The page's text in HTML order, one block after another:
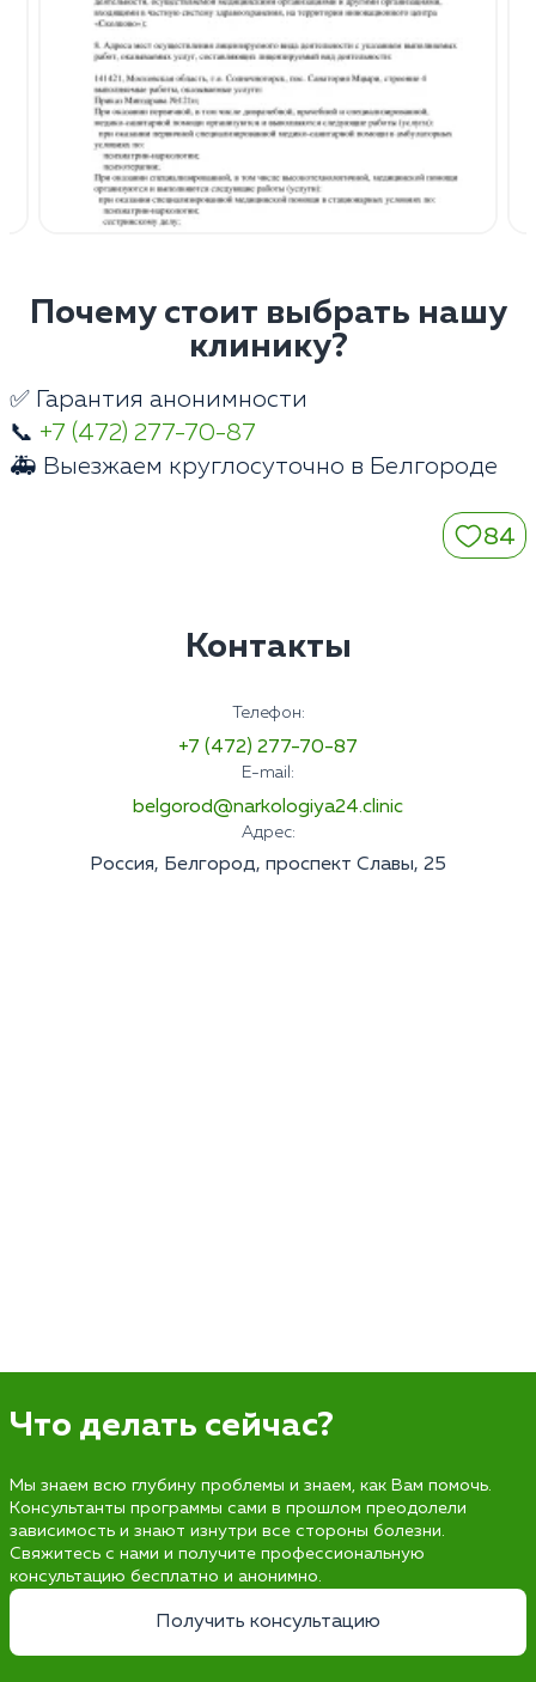
Почему стоит выбрать нашу
клинику?
✅ Гарантия анонимности
📞 +7 (472) 277-70-87
🚑 Выезжаем круглосуточно в Белгороде
84
Контакты
Телефон:
+7 (472) 277-70-87
E-mail:
belgorod@narkologiya24.clinic
Адрес:
Россия, Белгород, проспект Славы, 25
Что делать сейчас?
Мы знаем всю глубину проблемы и знаем, как Вам помочь.
Консультанты программы сами в прошлом преодолели
зависимость и знают изнутри все стороны болезни.
Свяжитесь с нами и получите профессиональную
консультацию бесплатно и анонимно.
Получить консультацию